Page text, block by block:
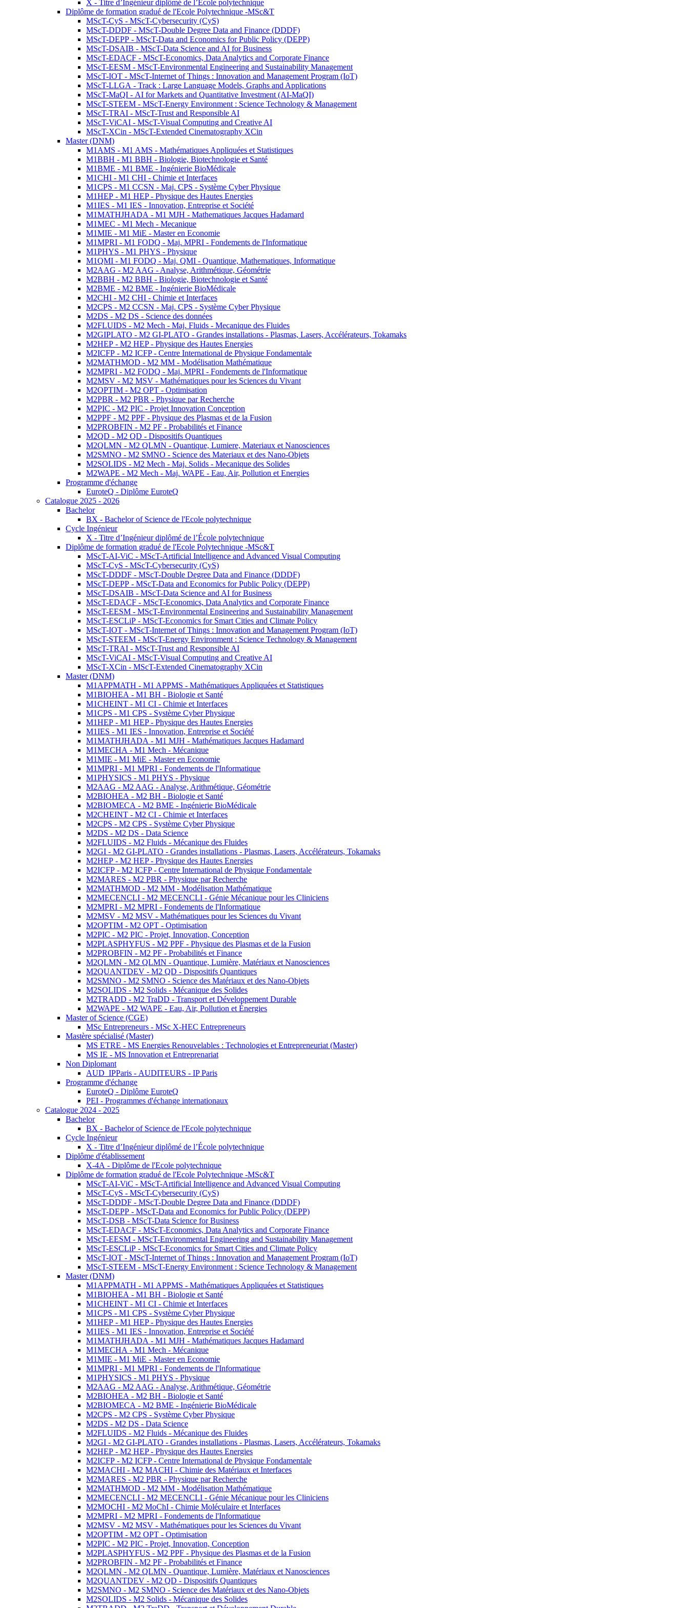
X - Titre d’Ingénieur diplômé de l’École polytechnique
Diplôme de formation gradué de l'Ecole Polytechnique -MSc&T
MScT-CyS - MScT-Cybersecurity (CyS)
MScT-DDDF - MScT-Double Degree Data and Finance (DDDF)
MScT-DEPP - MScT-Data and Economics for Public Policy (DEPP)
MScT-DSAIB - MScT-Data Science and AI for Business
MScT-EDACF - MScT-Economics, Data Analytics and Corporate Finance
MScT-EESM - MScT-Environmental Engineering and Sustainability Management
MScT-IOT - MScT-Internet of Things : Innovation and Management Program (IoT)
MScT-LLGA - Track : Large Language Models, Graphs and Applications
MScT-MaQI - AI for Markets and Quantitative Investment (AI-MaQI)
MScT-STEEM - MScT-Energy Environment : Science Technology & Management
MScT-TRAI - MScT-Trust and Responsible AI
MScT-ViCAI - MScT-Visual Computing and Creative AI
MScT-XCin - MScT-Extended Cinematography XCin
Master (DNM)
M1AMS - M1 AMS - Mathématiques Appliquées et Statistiques
M1BBH - M1 BBH - Biologie, Biotechnologie et Santé
M1BME - M1 BME - Ingénierie BioMédicale
M1CHI - M1 CHI - Chimie et Interfaces
M1CPS - M1 CCSN - Maj. CPS - Système Cyber Physique
M1HEP - M1 HEP - Physique des Hautes Energies
M1IES - M1 IES - Innovation, Entreprise et Société
M1MATHJHADA - M1 MJH - Mathematiques Jacques Hadamard
M1MEC - M1 Mech - Mecanique
M1MIE - M1 MiE - Master en Economie
M1MPRI - M1 FODQ - Maj. MPRI - Fondements de l'Informatique
M1PHYS - M1 PHYS - Physique
M1QMI - M1 FODQ - Maj. QMI - Quantique, Mathematiques, Informatique
M2AAG - M2 AAG - Analyse, Arithmétique, Géométrie
M2BBH - M2 BBH - Biologie, Biotechnologie et Santé
M2BME - M2 BME - Ingénierie BioMédicale
M2CHI - M2 CHI - Chimie et Interfaces
M2CPS - M2 CCSN - Maj. CPS - Système Cyber Physique
M2DS - M2 DS - Science des données
M2FLUIDS - M2 Mech - Maj. Fluids - Mecanique des Fluides
M2GIPLATO - M2 GI-PLATO - Grandes installations - Plasmas, Lasers, Accélérateurs, Tokamaks
M2HEP - M2 HEP - Physique des Hautes Energies
M2ICFP - M2 ICFP - Centre International de Physique Fondamentale
M2MATHMOD - M2 MM - Modélisation Mathématique
M2MPRI - M2 FODQ - Maj. MPRI - Fondements de l'Informatique
M2MSV - M2 MSV - Mathématiques pour les Sciences du Vivant
M2OPTIM - M2 OPT - Optimisation
M2PBR - M2 PBR - Physique par Recherche
M2PIC - M2 PIC - Projet Innovation Conception
M2PPF - M2 PPF - Physique des Plasmas et de la Fusion
M2PROBFIN - M2 PF - Probabilités et Finance
M2QD - M2 QD - Dispositifs Quantiques
M2QLMN - M2 QLMN - Quantique, Lumiere, Materiaux et Nanosciences
M2SMNO - M2 SMNO - Science des Materiaux et des Nano-Objets
M2SOLIDS - M2 Mech - Maj. Solids - Mecanique des Solides
M2WAPE - M2 Mech - Maj. WAPE - Eau, Air, Pollution et Energies
Programme d'échange
EuroteQ - Diplôme EuroteQ
Catalogue 2025 - 2026
Bachelor
BX - Bachelor of Science de l'Ecole polytechnique
Cycle Ingénieur
X - Titre d’Ingénieur diplômé de l’École polytechnique
Diplôme de formation gradué de l'Ecole Polytechnique -MSc&T
MScT-AI-ViC - MScT-Artificial Intelligence and Advanced Visual Computing
MScT-CyS - MScT-Cybersecurity (CyS)
MScT-DDDF - MScT-Double Degree Data and Finance (DDDF)
MScT-DEPP - MScT-Data and Economics for Public Policy (DEPP)
MScT-DSAIB - MScT-Data Science and AI for Business
MScT-EDACF - MScT-Economics, Data Analytics and Corporate Finance
MScT-EESM - MScT-Environmental Engineering and Sustainability Management
MScT-ESCLiP - MScT-Economics for Smart Cities and Climate Policy
MScT-IOT - MScT-Internet of Things : Innovation and Management Program (IoT)
MScT-STEEM - MScT-Energy Environment : Science Technology & Management
MScT-TRAI - MScT-Trust and Responsible AI
MScT-ViCAI - MScT-Visual Computing and Creative AI
MScT-XCin - MScT-Extended Cinematography XCin
Master (DNM)
M1APPMATH - M1 APPMS - Mathématiques Appliquées et Statistiques
M1BIOHEA - M1 BH - Biologie et Santé
M1CHEINT - M1 CI - Chimie et Interfaces
M1CPS - M1 CPS - Système Cyber Physique
M1HEP - M1 HEP - Physique des Hautes Energies
M1IES - M1 IES - Innovation, Entreprise et Société
M1MATHJHADA - M1 MJH - Mathématiques Jacques Hadamard
M1MECHA - M1 Mech - Mécanique
M1MIE - M1 MiE - Master en Economie
M1MPRI - M1 MPRI - Fondements de l'Informatique
M1PHYSICS - M1 PHYS - Physique
M2AAG - M2 AAG - Analyse, Arithmétique, Géométrie
M2BIOHEA - M2 BH - Biologie et Santé
M2BIOMECA - M2 BME - Ingénierie BioMédicale
M2CHEINT - M2 CI - Chimie et Interfaces
M2CPS - M2 CPS - Système Cyber Physique
M2DS - M2 DS - Data Science
M2FLUIDS - M2 Fluids - Mécanique des Fluides
M2GI - M2 GI-PLATO - Grandes installations - Plasmas, Lasers, Accélérateurs, Tokamaks
M2HEP - M2 HEP - Physique des Hautes Energies
M2ICFP - M2 ICFP - Centre International de Physique Fondamentale
M2MARES - M2 PBR - Physique par Recherche
M2MATHMOD - M2 MM - Modélisation Mathématique
M2MECENCLI - M2 MECENCLI - Génie Mécanique pour les Cliniciens
M2MPRI - M2 MPRI - Fondements de l'Informatique
M2MSV - M2 MSV - Mathématiques pour les Sciences du Vivant
M2OPTIM - M2 OPT - Optimisation
M2PIC - M2 PIC - Projet, Innovation, Conception
M2PLASPHYFUS - M2 PPF - Physique des Plasmas et de la Fusion
M2PROBFIN - M2 PF - Probabilités et Finance
M2QLMN - M2 QLMN - Quantique, Lumière, Matériaux et Nanosciences
M2QUANTDEV - M2 QD - Dispositifs Quantiques
M2SMNO - M2 SMNO - Science des Matériaux et des Nano-Objets
M2SOLIDS - M2 Solids - Mécanique des Solides
M2TRADD - M2 TraDD - Transport et Développement Durable
M2WAPE - M2 WAPE - Eau, Air, Pollution et Énergies
Master of Science (CGE)
MSc Entrepreneurs - MSc X-HEC Entrepreneurs
Mastère spécialisé (Master)
MS ETRE - MS Energies Renouvelables : Technologies et Entrepreneuriat (Master)
MS IE - MS Innovation et Entreprenariat
Non Diplomant
AUD_IPParis - AUDITEURS - IP Paris
Programme d'échange
EuroteQ - Diplôme EuroteQ
PEI - Programmes d'échange internationaux
Catalogue 2024 - 2025
Bachelor
BX - Bachelor of Science de l'Ecole polytechnique
Cycle Ingénieur
X - Titre d’Ingénieur diplômé de l’École polytechnique
Diplôme d'établissement
X-4A - Diplôme de l'Ecole polytechnique
Diplôme de formation gradué de l'Ecole Polytechnique -MSc&T
MScT-AI-ViC - MScT-Artificial Intelligence and Advanced Visual Computing
MScT-CyS - MScT-Cybersecurity (CyS)
MScT-DDDF - MScT-Double Degree Data and Finance (DDDF)
MScT-DEPP - MScT-Data and Economics for Public Policy (DEPP)
MScT-DSB - MScT-Data Science for Business
MScT-EDACF - MScT-Economics, Data Analytics and Corporate Finance
MScT-EESM - MScT-Environmental Engineering and Sustainability Management
MScT-ESCLiP - MScT-Economics for Smart Cities and Climate Policy
MScT-IOT - MScT-Internet of Things : Innovation and Management Program (IoT)
MScT-STEEM - MScT-Energy Environment : Science Technology & Management
Master (DNM)
M1APPMATH - M1 APPMS - Mathématiques Appliquées et Statistiques
M1BIOHEA - M1 BH - Biologie et Santé
M1CHEINT - M1 CI - Chimie et Interfaces
M1CPS - M1 CPS - Système Cyber Physique
M1HEP - M1 HEP - Physique des Hautes Energies
M1IES - M1 IES - Innovation, Entreprise et Société
M1MATHJHADA - M1 MJH - Mathématiques Jacques Hadamard
M1MECHA - M1 Mech - Mécanique
M1MIE - M1 MiE - Master en Economie
M1MPRI - M1 MPRI - Fondements de l'Informatique
M1PHYSICS - M1 PHYS - Physique
M2AAG - M2 AAG - Analyse, Arithmétique, Géométrie
M2BIOHEA - M2 BH - Biologie et Santé
M2BIOMECA - M2 BME - Ingénierie BioMédicale
M2CPS - M2 CPS - Système Cyber Physique
M2DS - M2 DS - Data Science
M2FLUIDS - M2 Fluids - Mécanique des Fluides
M2GI - M2 GI-PLATO - Grandes installations - Plasmas, Lasers, Accélérateurs, Tokamaks
M2HEP - M2 HEP - Physique des Hautes Energies
M2ICFP - M2 ICFP - Centre International de Physique Fondamentale
M2MACHI - M2 MACHI - Chimie des Matériaux et Interfaces
M2MARES - M2 PBR - Physique par Recherche
M2MATHMOD - M2 MM - Modélisation Mathématique
M2MECENCLI - M2 MECENCLI - Génie Mécanique pour les Cliniciens
M2MOCHI - M2 MoChI - Chimie Moléculaire et Interfaces
M2MPRI - M2 MPRI - Fondements de l'Informatique
M2MSV - M2 MSV - Mathématiques pour les Sciences du Vivant
M2OPTIM - M2 OPT - Optimisation
M2PIC - M2 PIC - Projet, Innovation, Conception
M2PLASPHYFUS - M2 PPF - Physique des Plasmas et de la Fusion
M2PROBFIN - M2 PF - Probabilités et Finance
M2QLMN - M2 QLMN - Quantique, Lumière, Matériaux et Nanosciences
M2QUANTDEV - M2 QD - Dispositifs Quantiques
M2SMNO - M2 SMNO - Science des Matériaux et des Nano-Objets
M2SOLIDS - M2 Solids - Mécanique des Solides